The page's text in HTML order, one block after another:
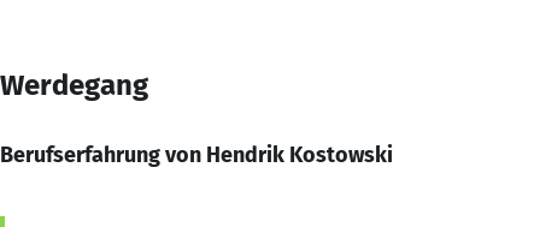
Werdegang
Berufserfahrung von Hendrik Kostowski